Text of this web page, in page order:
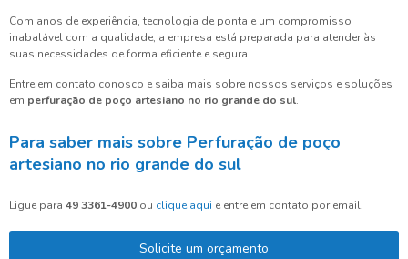
Com anos de experiência, tecnologia de ponta e um compromisso
inabalável com a qualidade, a empresa está preparada para atender às
suas necessidades de forma eficiente e segura.
Entre em contato conosco e saiba mais sobre nossos serviços e soluções
em perfuração de poço artesiano no rio grande do sul.
Para saber mais sobre Perfuração de poço
artesiano no rio grande do sul
Ligue para 49 3361-4900 ou clique aqui e entre em contato por email.
Solicite um orçamento